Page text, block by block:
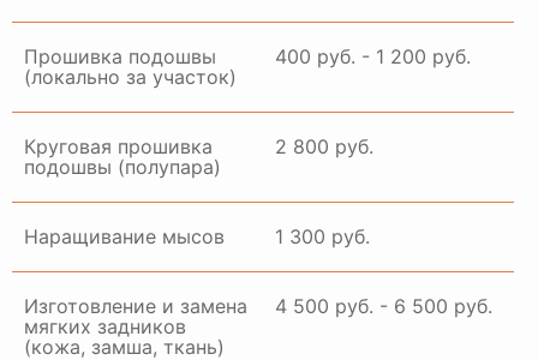
Прошивка подошвы
(локально за участок)
400 руб. - 1 200 руб.
Круговая прошивка
подошвы (полупара)
2 800 руб.
Наращивание мысов 1 300 руб.
Изготовление и замена
мягких задников
(кожа, замша, ткань)
4 500 руб. - 6 500 руб.